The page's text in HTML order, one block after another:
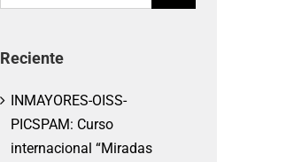
Reciente
INMAYORES-OISS-
PICSPAM: Curso
internacional “Miradas